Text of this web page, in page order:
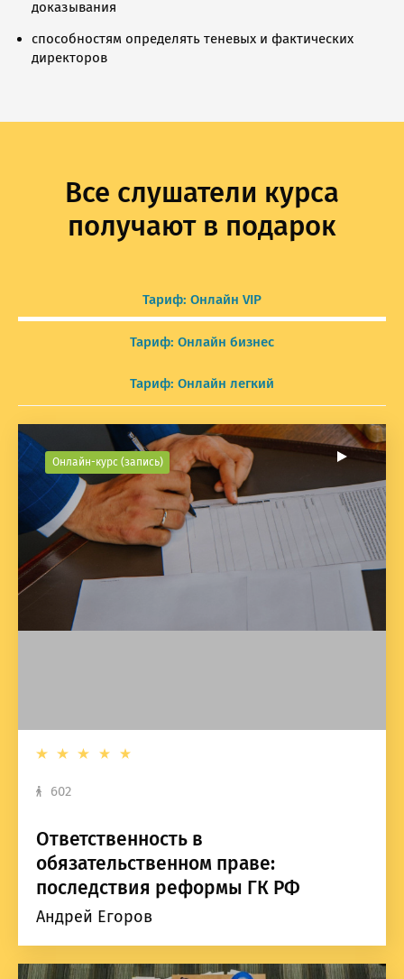
доказывания
способностям определять теневых и фактических
директоров
Все слушатели курса
получают в подарок
Тариф: Онлайн VIP
Тариф: Онлайн бизнес
Тариф: Онлайн легкий
Онлайн-курс (запись)
602
Ответственность в
обязательственном праве:
последствия реформы ГК РФ
Андрей Егоров